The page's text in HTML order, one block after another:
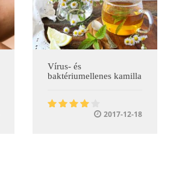
Vírus- és
baktériumellenes kamilla
2017-12-18